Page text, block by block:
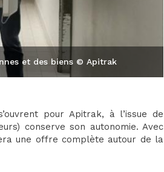
et des biens © Apitrak
pour Apitrak, à l’issue de
conserve son autonomie. Avec
une offre complète autour de la